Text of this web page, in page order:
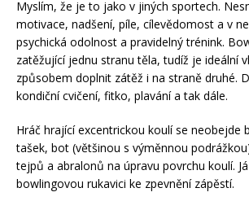
Myslím, že je to jako v jiných sportech.
motivace, nadšení, píle, cílevědomost a v
psychická odolnost a pravidelný trénink.
zatěžující jednu stranu těla, tudíž je ideální
způsobem doplnit zátěž i na straně druhé.
kondiční cvičení, fitko, plavání a tak dále.
Hráč hrající excentrickou koulí se neobejde
tašek, bot (většinou s výměnnou
tejpů a abralonů na úpravu povrchu koulí.
bowlingovou rukavici ke zpevnění zápěstí.